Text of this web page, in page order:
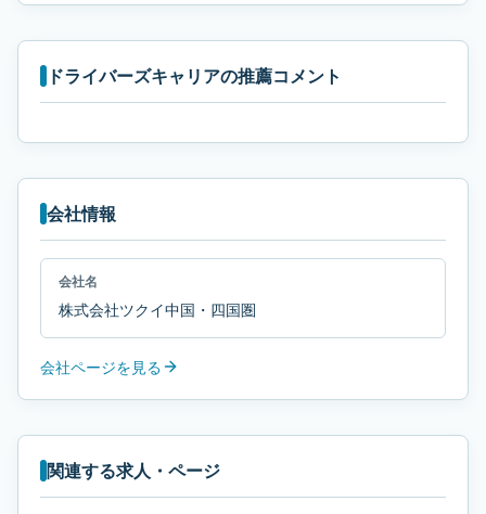
ドライバーズキャリアの推薦コメント
会社情報
会社名
株式会社ツクイ中国・四国圏
会社ページを見る
関連する求人・ページ